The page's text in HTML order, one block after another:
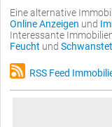
Eine alternative
Online Anzeigen und
Interessante
Feucht und
RSS Feed